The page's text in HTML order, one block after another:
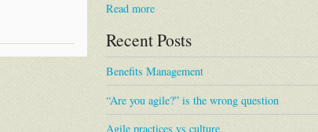
Read more
Recent Posts
Benefits Management
“Are you agile?” is the wrong question
Agile practices vs culture